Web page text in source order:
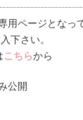
用ページとな
下さい。
こちらから
公開